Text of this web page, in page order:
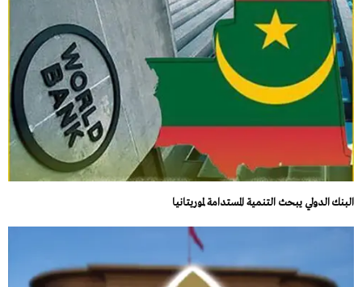
البنك الدولي يبحث التنمية المستدامة لموريتانيا